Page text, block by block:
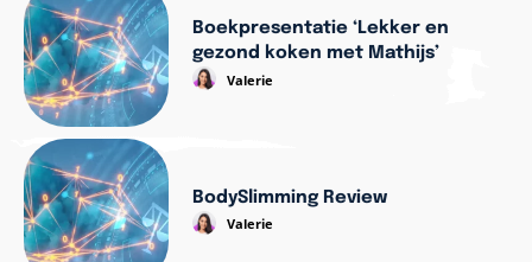
Boekpresentatie ‘Lekker en
gezond koken met Mathijs’
Valerie
BodySlimming Review
Valerie